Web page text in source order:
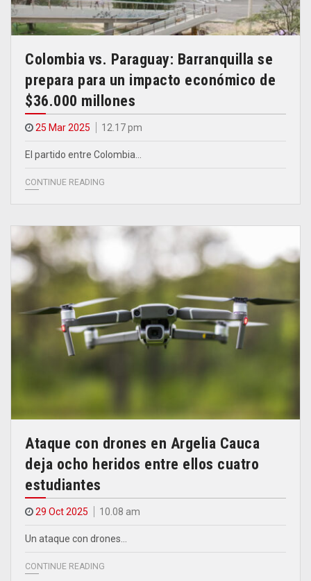
Colombia vs. Paraguay: Barranquilla se
prepara para un impacto económico de
$36.000 millones
25 Mar 2025 12.17 pm
El partido entre Colombia…
CONTINUE READING
Ataque con drones en Argelia Cauca
deja ocho heridos entre ellos cuatro
estudiantes
29 Oct 2025 10.08 am
Un ataque con drones…
CONTINUE READING